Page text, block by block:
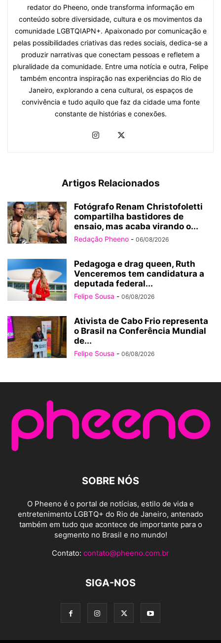
redator do Pheeno, onde transforma informação em
conteúdo sobre diversidade, cultura e os movimentos da
comunidade LGBTQIAPN+. Apaixonado por comunicação e
pelas possibilidades criativas das redes sociais, dedica-se a
produzir narrativas que conectam pessoas e refletem a
pluralidade da comunidade. Entre uma notícia e outra, Felipe
também encontra inspiração nas experiências do Rio de
Janeiro, explorando a cena cultural, os espaços de
convivência e tudo aquilo que faz da cidade uma fonte
constante de histórias e conexões.
Artigos Relacionados
Fotógrafo Renam Christofoletti
compartilha bastidores de
ensaio, mas acaba virando o...
Redação Pheeno - 06/08/2026
Pedagoga e drag queen, Ruth
Venceremos tem candidatura a
deputada federal...
Felipe Sousa - 06/08/2026
Ativista de Cabo Frio representa
o Brasil na Conferência Mundial
de...
Felipe Sousa - 06/08/2026
SOBRE NÓS
O Pheeno é o portal de notícias, estilo de vida e
entretenimento LGBTQ+ do Rio de Janeiro, antenado
também em tudo que acontece de importante para o
segmento no Brasil e no mundo!
Contato: contato@pheeno.com.br
SIGA-NOS